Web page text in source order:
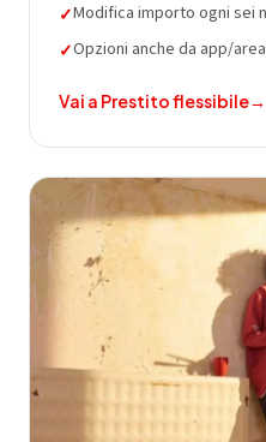
✓Modifica importo ogni sei
✓Opzioni anche da app/
Vai a Prestito flessibile→